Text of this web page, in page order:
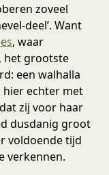
zoveel
deel’. Want
, waar
het grootste
een walhalla
echter met
zij voor haar
dusdanig groot
voldoende tijd
verkennen.